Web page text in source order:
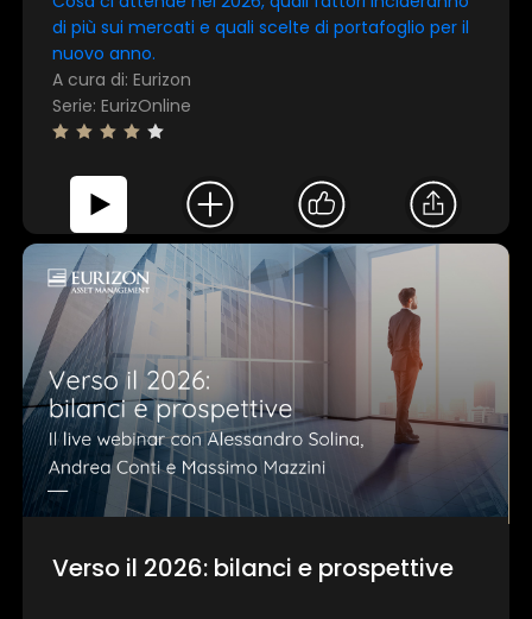
di più sui mercati e quali scelte di portafoglio per il
nuovo anno.
A cura di: Eurizon
Serie: EurizOnline
Verso il 2026: bilanci e prospettive